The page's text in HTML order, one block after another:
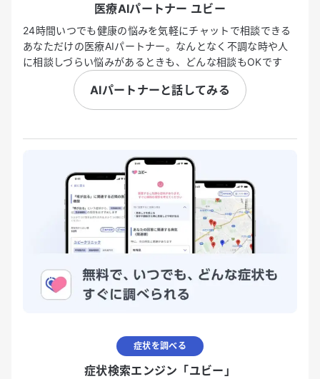
医療AIパートナー ユビー
24時間いつでも健康の悩みを気軽にチャットで相談できる
あなただけの医療AIパートナー。なんとなく不調な時や人
に相談しづらい悩みがあるときも、どんな相談もOKです
AIパートナーと話してみる
症状を調べる
症状検索エンジン「ユビー」